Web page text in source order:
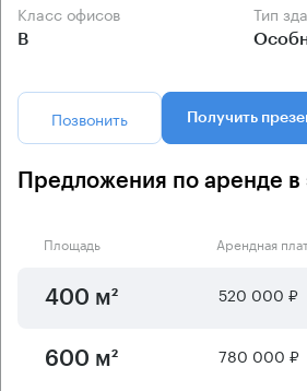
Класс офисов
B
Тип
Позвонить Получить
Предложения по аренде
Площадь Арендная
400 м² 520 000 ₽
600 м² 780 000 ₽